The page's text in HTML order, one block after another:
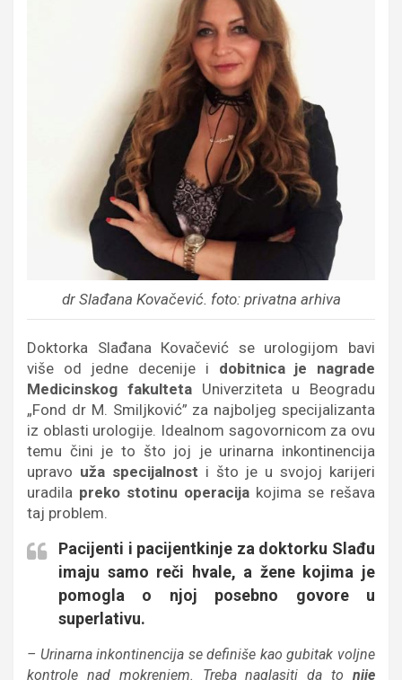
dr Slađana Kovačević. foto: privatna arhiva
Doktorka Slađana Кovačević se urologijom bavi
više od jedne decenije i dobitnica je nagrade
Medicinskog fakultetaUniverziteta u Beogradu
„Fond dr M. Smiljković” za najboljeg specijalizanta
iz oblasti urologije. Idealnom sagovornicom za ovu
temu čini je to što joj je urinarna inkontinencija
upravo uža specijalnost i što je u svojoj karijeri
uradila preko stotinu operacija kojima se rešava
taj problem.
Pacijenti i pacijentkinje za doktorku Slađu
imaju samo reči hvale, a žene kojima je
pomogla o njoj posebno govore u
superlativu.
– Urinarna inkontinencija se definiše kao gubitak voljne
kontrole nad mokrenjem. Treba naglasiti da to nije